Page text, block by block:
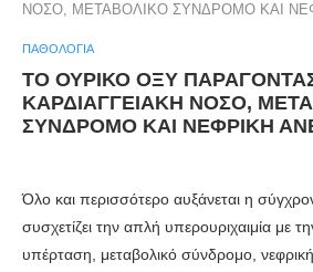
ΝΟΣΟ, ΜΕΤΑΒΟΛΙΚΟ ΣΥΝΔΡΟΜΟ ΚΑΙ
ΠΑΘΟΛΟΓΊΑ
TO ΟΥΡΙΚΟ ΟΞΥ
ΚΑΡΔΙΑΓΓΕΙΑΚΗ ΝΟΣΟ,
ΣΥΝΔΡΟΜΟ ΚΑΙ ΝΕΦΡΙΚΗ
Όλο και περισσότερο αυξάνεται η
συσχετίζει την απλή υπερουριχαιμία με
υπέρταση, μεταβολικό σύνδρομο,